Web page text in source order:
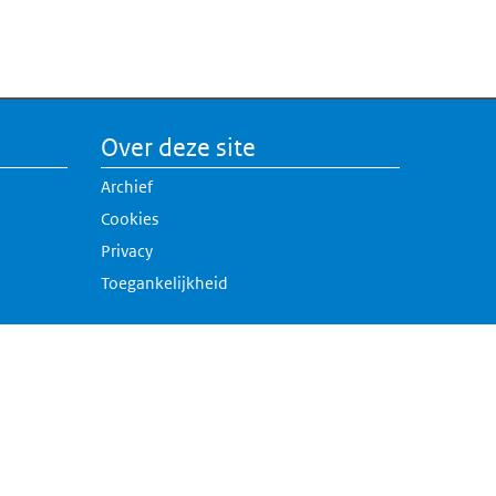
Over deze site
Archief
Cookies
Privacy
Toegankelijkheid